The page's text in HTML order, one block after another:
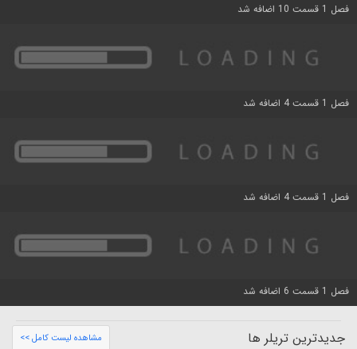
فصل 1 قسمت 10 اضافه شد
فصل 1 قسمت 4 اضافه شد
فصل 1 قسمت 4 اضافه شد
فصل 1 قسمت 6 اضافه شد
جدیدترین تریلر ها مشاهده لیست کامل >>